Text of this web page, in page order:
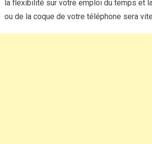
la flexibilité sur votre emploi du temps et
ou de la coque de votre téléphone sera